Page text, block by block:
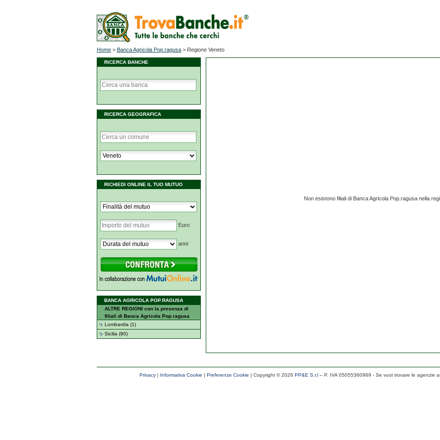
Home > Banca Agricola Pop.ragusa > Regione Veneto
RICERCA BANCHE
RICERCA GEOGRAFICA
RICHIEDI ONLINE IL TUO MUTUO
Euro
anni
BANCA AGRICOLA POP.RAGUSA
ALTRE REGIONI con la presenza di
filiali di Banca Agricola Pop.ragusa
Lombardia (1)
Sicilia (90)
Non esistono filiali di Banca Agricola Pop.ragusa nella
Privacy| Informativa Cookie | Preferenze Cookie | Copyright ©2026 PP&E S.r.l– P. IVA 05055360969 - Se vuoi trovare le agenzie